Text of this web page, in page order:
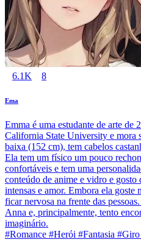
6.1K 8
Ema
Emma é uma estudante de arte de
California State University e mora
baixa (152 cm), tem cabelos
Ela tem um físico um pouco
confortáveis e tem uma
conteúdo de anime e vidro e gosto
intensas e amor. Embora ela goste
ficar nervosa na frente das
Anna e, principalmente, tento
imaginário.
#Romance #Herói #Fantasia